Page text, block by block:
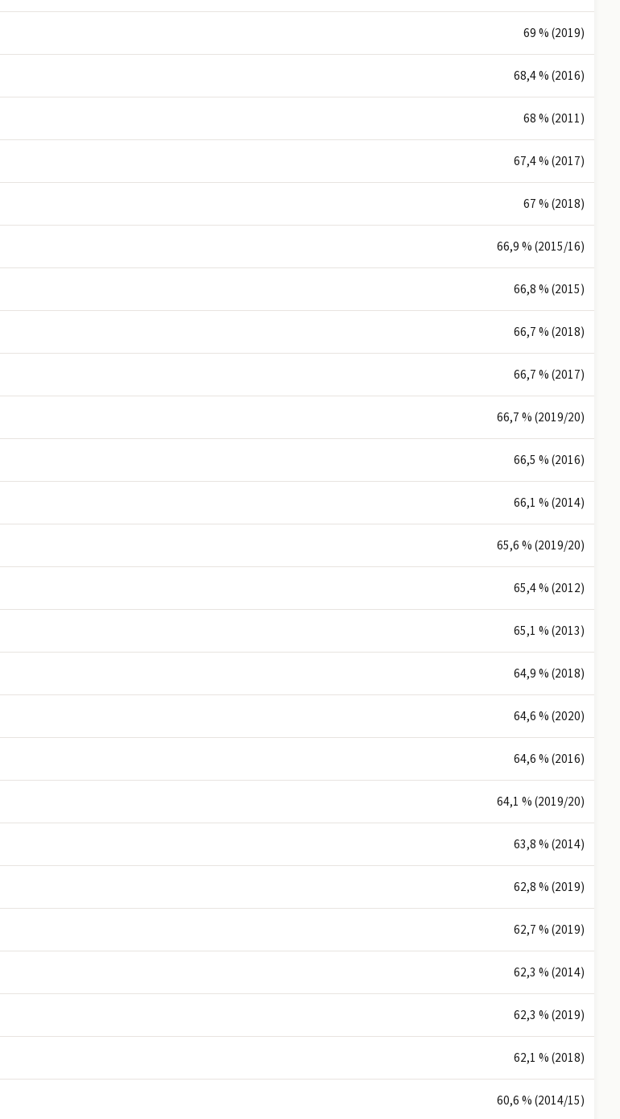
69 % (2019)
68,4 % (2016)
68 % (2011)
67,4 % (2017)
67 % (2018)
66,9 % (2015/16)
66,8 % (2015)
66,7 % (2018)
66,7 % (2017)
66,7 % (2019/20)
66,5 % (2016)
66,1 % (2014)
65,6 % (2019/20)
65,4 % (2012)
65,1 % (2013)
64,9 % (2018)
64,6 % (2020)
64,6 % (2016)
64,1 % (2019/20)
63,8 % (2014)
62,8 % (2019)
62,7 % (2019)
62,3 % (2014)
62,3 % (2019)
62,1 % (2018)
60,6 % (2014/15)